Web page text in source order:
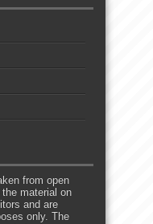
from open
material on
and are
only. The